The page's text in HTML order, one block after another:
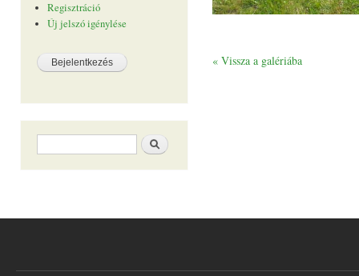
Regisztráció
Új jelszó igénylése
Keresés űrlap Keresés
« Vissza a galériába